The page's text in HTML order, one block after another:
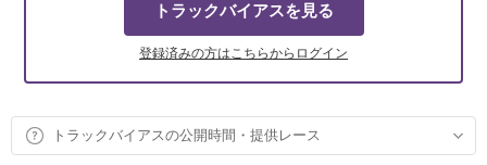
トラックバイアスを見る
登録済みの方はこちらからログイン
トラックバイアスの公開時間・提供レース